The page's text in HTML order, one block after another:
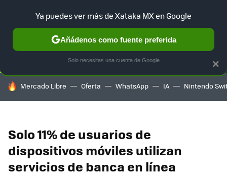
SELECCIÓN GAMING HOME AUTO TERRITORIO
HOY SE HABLA DE
Mercado Libre Oferta WhatsApp IA Nintendo
Solo 11% de usuarios de
dispositivos móviles utilizan
servicios de banca en línea
×
Ya puedes ver más de Xataka MX en Google
Añádenos como fuente preferida
Solo necesitas una cuenta de Google